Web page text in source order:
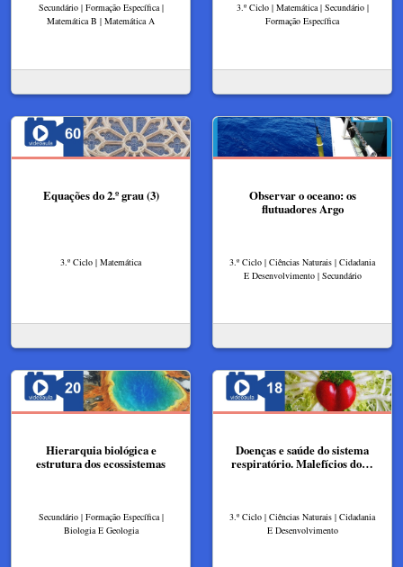
Secundário | Formação Específica |
Matemática B | Matemática A
3.º Ciclo | Matemática | Secundário |
Formação Específica
Equações do 2.º grau (3)
3.º Ciclo | Matemática
Observar o oceano: os
flutuadores Argo
3.º Ciclo | Ciências Naturais | Cidadania
E Desenvolvimento | Secundário
Hierarquia biológica e
estrutura dos ecossistemas
Secundário | Formação Específica |
Biologia E Geologia
Doenças e saúde do sistema
respiratório. Malefícios do…
3.º Ciclo | Ciências Naturais | Cidadania
E Desenvolvimento